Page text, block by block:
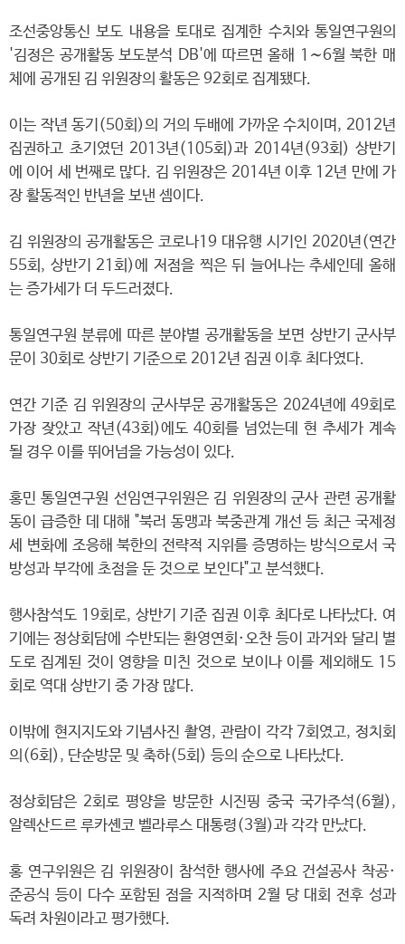
조선중앙통신 보도 내용을 토대로 집계한 수치와 통일연구원의
'김정은 공개활동 보도분석 DB'에 따르면 올해 1∼6월 북한 매
체에 공개된 김 위원장의 활동은 92회로 집계됐다.
이는 작년 동기(50회)의 거의 두배에 가까운 수치이며, 2012년
집권하고 초기였던 2013년(105회)과 2014년(93회) 상반기
에 이어 세 번째로 많다. 김 위원장은 2014년 이후 12년 만에 가
장 활동적인 반년을 보낸 셈이다.
김 위원장의 공개활동은 코로나19 대유행 시기인 2020년(연간
55회, 상반기 21회)에 저점을 찍은 뒤 늘어나는 추세인데 올해
는 증가세가 더 두드러졌다.
통일연구원 분류에 따른 분야별 공개활동을 보면 상반기 군사부
문이 30회로 상반기 기준으로 2012년 집권 이후 최다였다.
연간 기준 김 위원장의 군사부문 공개활동은 2024년에 49회로
가장 잦았고 작년(43회)에도 40회를 넘었는데 현 추세가 계속
될 경우 이를 뛰어넘을 가능성이 있다.
홍민 통일연구원 선임연구위원은 김 위원장의 군사 관련 공개활
동이 급증한 데 대해 "북러 동맹과 북중관계 개선 등 최근 국제정
세 변화에 조응해 북한의 전략적 지위를 증명하는 방식으로서 국
방성과 부각에 초점을 둔 것으로 보인다"고 분석했다.
행사참석도 19회로, 상반기 기준 집권 이후 최다로 나타났다. 여
기에는 정상회담에 수반되는 환영연회·오찬 등이 과거와 달리 별
도로 집계된 것이 영향을 미친 것으로 보이나 이를 제외해도 15
회로 역대 상반기 중 가장 많다.
이밖에 현지지도와 기념사진 촬영, 관람이 각각 7회였고, 정치회
의(6회), 단순방문 및 축하(5회) 등의 순으로 나타났다.
정상회담은 2회로 평양을 방문한 시진핑 중국 국가주석(6월),
알렉산드르 루카셴코 벨라루스 대통령(3월)과 각각 만났다.
홍 연구위원은 김 위원장이 참석한 행사에 주요 건설공사 착공·
준공식 등이 다수 포함된 점을 지적하며 2월 당 대회 전후 성과
독려 차원이라고 평가했다.